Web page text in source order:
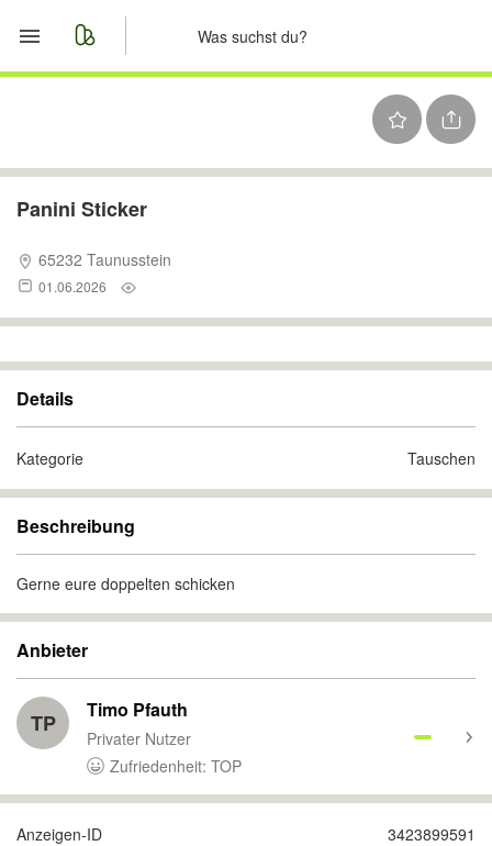
Nachrichten
Anzeige aufgeben
Panini Sticker
65232 Taunusstein
01.06.2026
Details
Kategorie Tauschen
Beschreibung
Gerne eure doppelten schicken
Anbieter
TP Timo Pfauth
Privater Nutzer
Zufriedenheit: TOP
Anzeigen-ID 3423899591